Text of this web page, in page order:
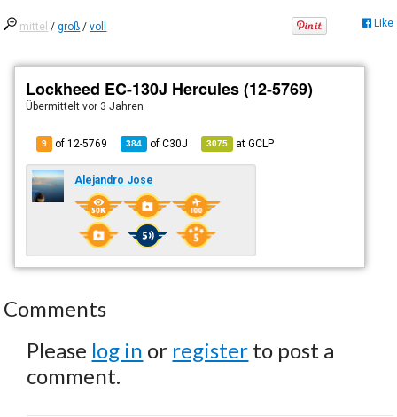
mittel /groß /voll Like
Lockheed EC-130J Hercules (12-5769)
Übermitteltvor 3 Jahren
9 of 12-5769 384 ofC30J 3075 atGCLP
Alejandro Jose
Comments
Please log in or register to post a
comment.